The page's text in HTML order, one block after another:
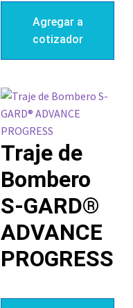
Agregar a
cotizador
Traje de
Bombero
S-GARD®
ADVANCE
PROGRESS